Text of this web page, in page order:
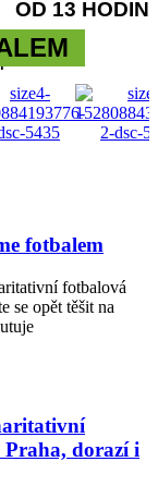
OD 13 HODIN
fotbalem
fotbalová
se opět těšit na
dorazí i